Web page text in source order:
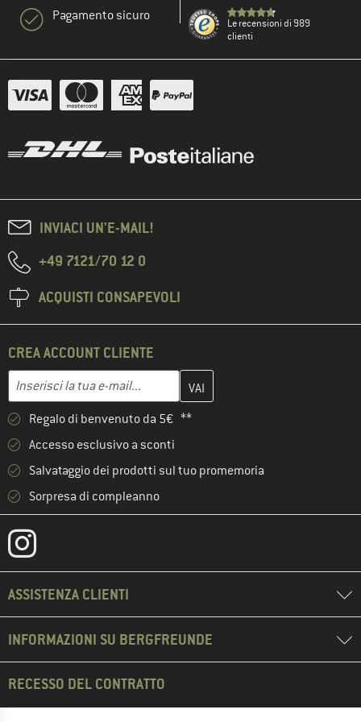
Pagamento sicuro
Le recensioni di 989
clienti
INVIACI UN'E-MAIL!
+49 7121/70 12 0
ACQUISTI CONSAPEVOLI
CREA ACCOUNT CLIENTE
Indirizzo e-mail
Inserisci qui il tuo indirizzo e-mail e crea il tuo account cliente
Regalo di benvenuto da 5€ **
Accesso esclusivo a sconti
Salvataggio dei prodotti sul tuo promemoria
Sorpresa di compleanno
ASSISTENZA CLIENTI
INFORMAZIONI SU BERGFREUNDE
RECESSO DEL CONTRATTO